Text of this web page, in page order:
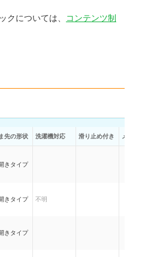
クについては、
コンテンツ制
先の形状 洗濯機対応 滑り止め付き メッシュ仕様
きタイプ
きタイプ 不明
きタイプ